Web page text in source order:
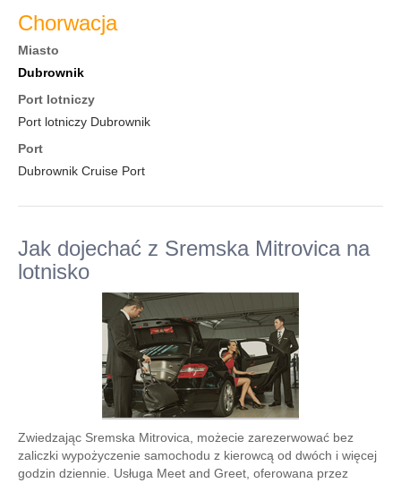
Chorwacja
Miasto
Dubrownik
Port lotniczy
Port lotniczy Dubrownik
Port
Dubrownik Cruise Port
Jak dojechać z Sremska Mitrovica na
lotnisko
Zwiedzając Sremska Mitrovica, możecie zarezerwować bez
zaliczki wypożyczenie samochodu z kierowcą od dwóch i więcej
godzin dziennie. Usługa Meet and Greet, oferowana przez